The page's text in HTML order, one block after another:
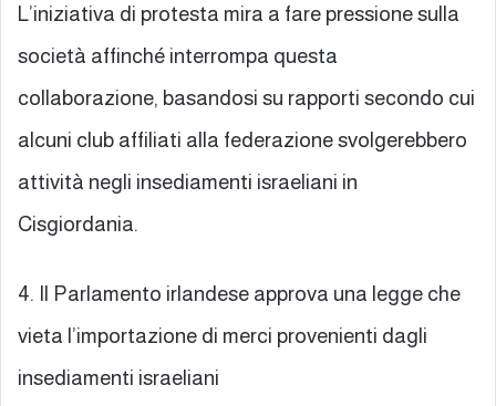
L’iniziativa di protesta mira a fare pressione sulla
società affinché interrompa questa
collaborazione, basandosi su rapporti secondo cui
alcuni club affiliati alla federazione svolgerebbero
attività negli insediamenti israeliani in
Cisgiordania.
4. Il Parlamento irlandese approva una legge che
vieta l’importazione di merci provenienti dagli
insediamenti israeliani